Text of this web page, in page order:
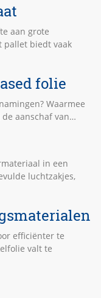
aan grote
pallet biedt vaak
folie
Waarmee
aanschaf van…
in een
luchtzakjes,
efficiënter te
valt te